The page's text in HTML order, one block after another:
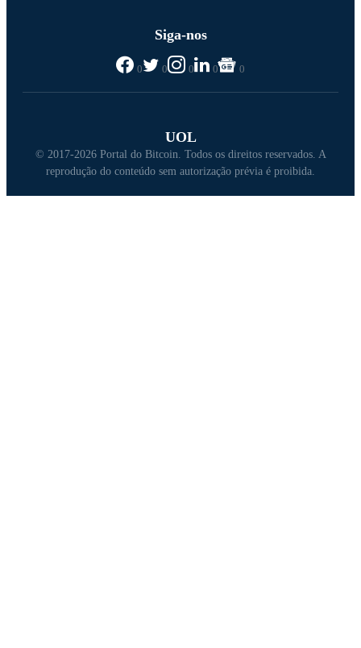
Siga-nos
0 0 0 0 0
UOL
© 2017-2026 Portal do Bitcoin. Todos os direitos reservados. A
reprodução do conteúdo sem autorização prévia é proibida.